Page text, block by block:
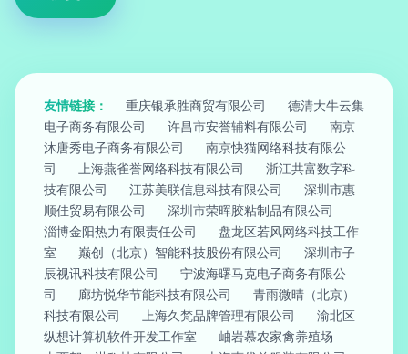
友情链接： 重庆银承胜商贸有限公司
德清大牛云集
电子商务有限公司
许昌市安誉辅料有限公司
南京
沐唐秀电子商务有限公司
南京快猫网络科技有限公
司
上海燕雀誉网络科技有限公司
浙江共富数字科
技有限公司
江苏美联信息科技有限公司
深圳市惠
顺佳贸易有限公司
深圳市荣晖胶粘制品有限公司
淄博金阳热力有限责任公司
盘龙区若风网络科技工作
室
巅创（北京）智能科技股份有限公司
深圳市子
辰视讯科技有限公司
宁波海曙马克电子商务有限公
司
廊坊悦华节能科技有限公司
青雨微晴（北京）
科技有限公司
上海久梵品牌管理有限公司
渝北区
纵想计算机软件开发工作室
岫岩慕农家禽养殖场